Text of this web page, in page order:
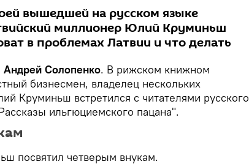
вышедшей на русском языке
миллионер Юлий Круминьш
в проблемах Латвии и что делать
Андрей Солопенко. В рижском книжном
бизнесмен, владелец нескольких
Круминьш встретился с читателями русского
ильгюциемского пацана".
посвятил четверым внукам.